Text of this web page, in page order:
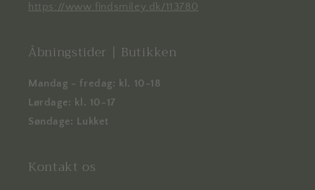
https://www.findsmiley.dk/113780
Åbningstider | Butikken
Mandag - fredag: kl. 10-18
Lørdage: kl. 10-17
Søndage: Lukket
Kontakt os